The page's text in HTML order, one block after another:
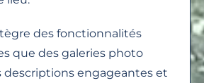
des fonctionnalités
que des galeries photo
descriptions engageantes et